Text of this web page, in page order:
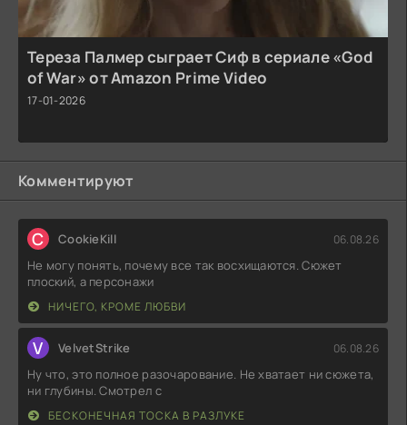
Тереза Палмер сыграет Сиф в сериале «God
of War» от Amazon Prime Video
17-01-2026
Комментируют
C CookieKill 06.08.26
Не могу понять, почему все так восхищаются. Сюжет
плоский, а персонажи
НИЧЕГО, КРОМЕ ЛЮБВИ
V VelvetStrike 06.08.26
Ну что, это полное разочарование. Не хватает ни сюжета,
ни глубины. Смотрел с
БЕСКОНЕЧНАЯ ТОСКА В РАЗЛУКЕ